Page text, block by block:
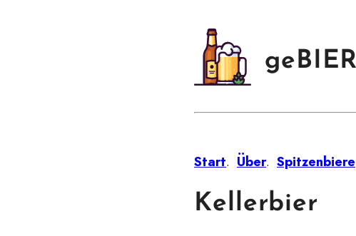
Start. Über. Spitzenbiere
Kellerbier